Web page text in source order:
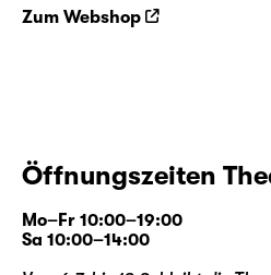
Zum Webshop
Öffnungszeiten
Mo–Fr 10:00–19:00
Sa 10:00–14:00